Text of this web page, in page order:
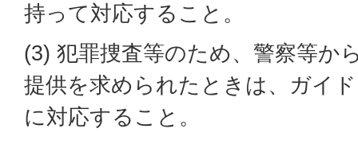
持って対応すること。
(3) 犯罪捜査等のため、警察等か
提供を求められたときは、ガイ
に対応すること。